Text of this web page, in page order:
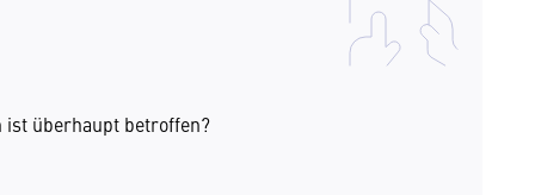
ist überhaupt betroffen?